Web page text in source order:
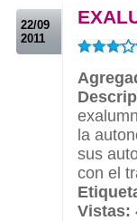
22/09
2011
la
sus
con el
Vistas: